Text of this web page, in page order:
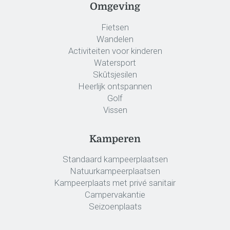
Omgeving
Fietsen
Wandelen
Activiteiten voor kinderen
Watersport
Skûtsjesilen
Heerlijk ontspannen
Golf
Vissen
Kamperen
Standaard kampeerplaatsen
Natuurkampeerplaatsen
Kampeerplaats met privé sanitair
Campervakantie
Seizoenplaats